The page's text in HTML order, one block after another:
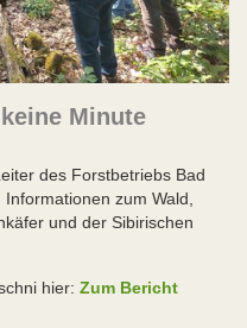
Minute
des Forstbetriebs Bad
zum Wald,
und der Sibirischen
hier: Zum Bericht